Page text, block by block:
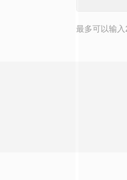
最多可以输